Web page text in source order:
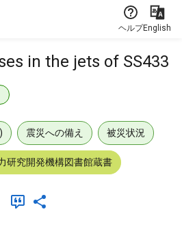
ヘルプEnglish
in the jets of SS433
震災への備え 被災状況
研究開発機構図書館蔵書